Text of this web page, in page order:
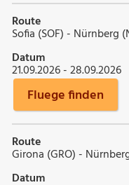
Route
Sofia (SOF) - Nürnberg
Datum
21.09.2026 - 28.09.2026
Fluege finden
Route
Girona (GRO) -
Datum